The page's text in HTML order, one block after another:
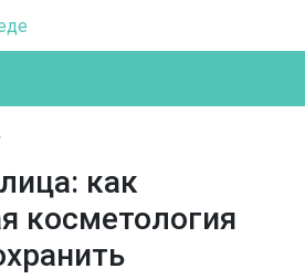
как
косметология